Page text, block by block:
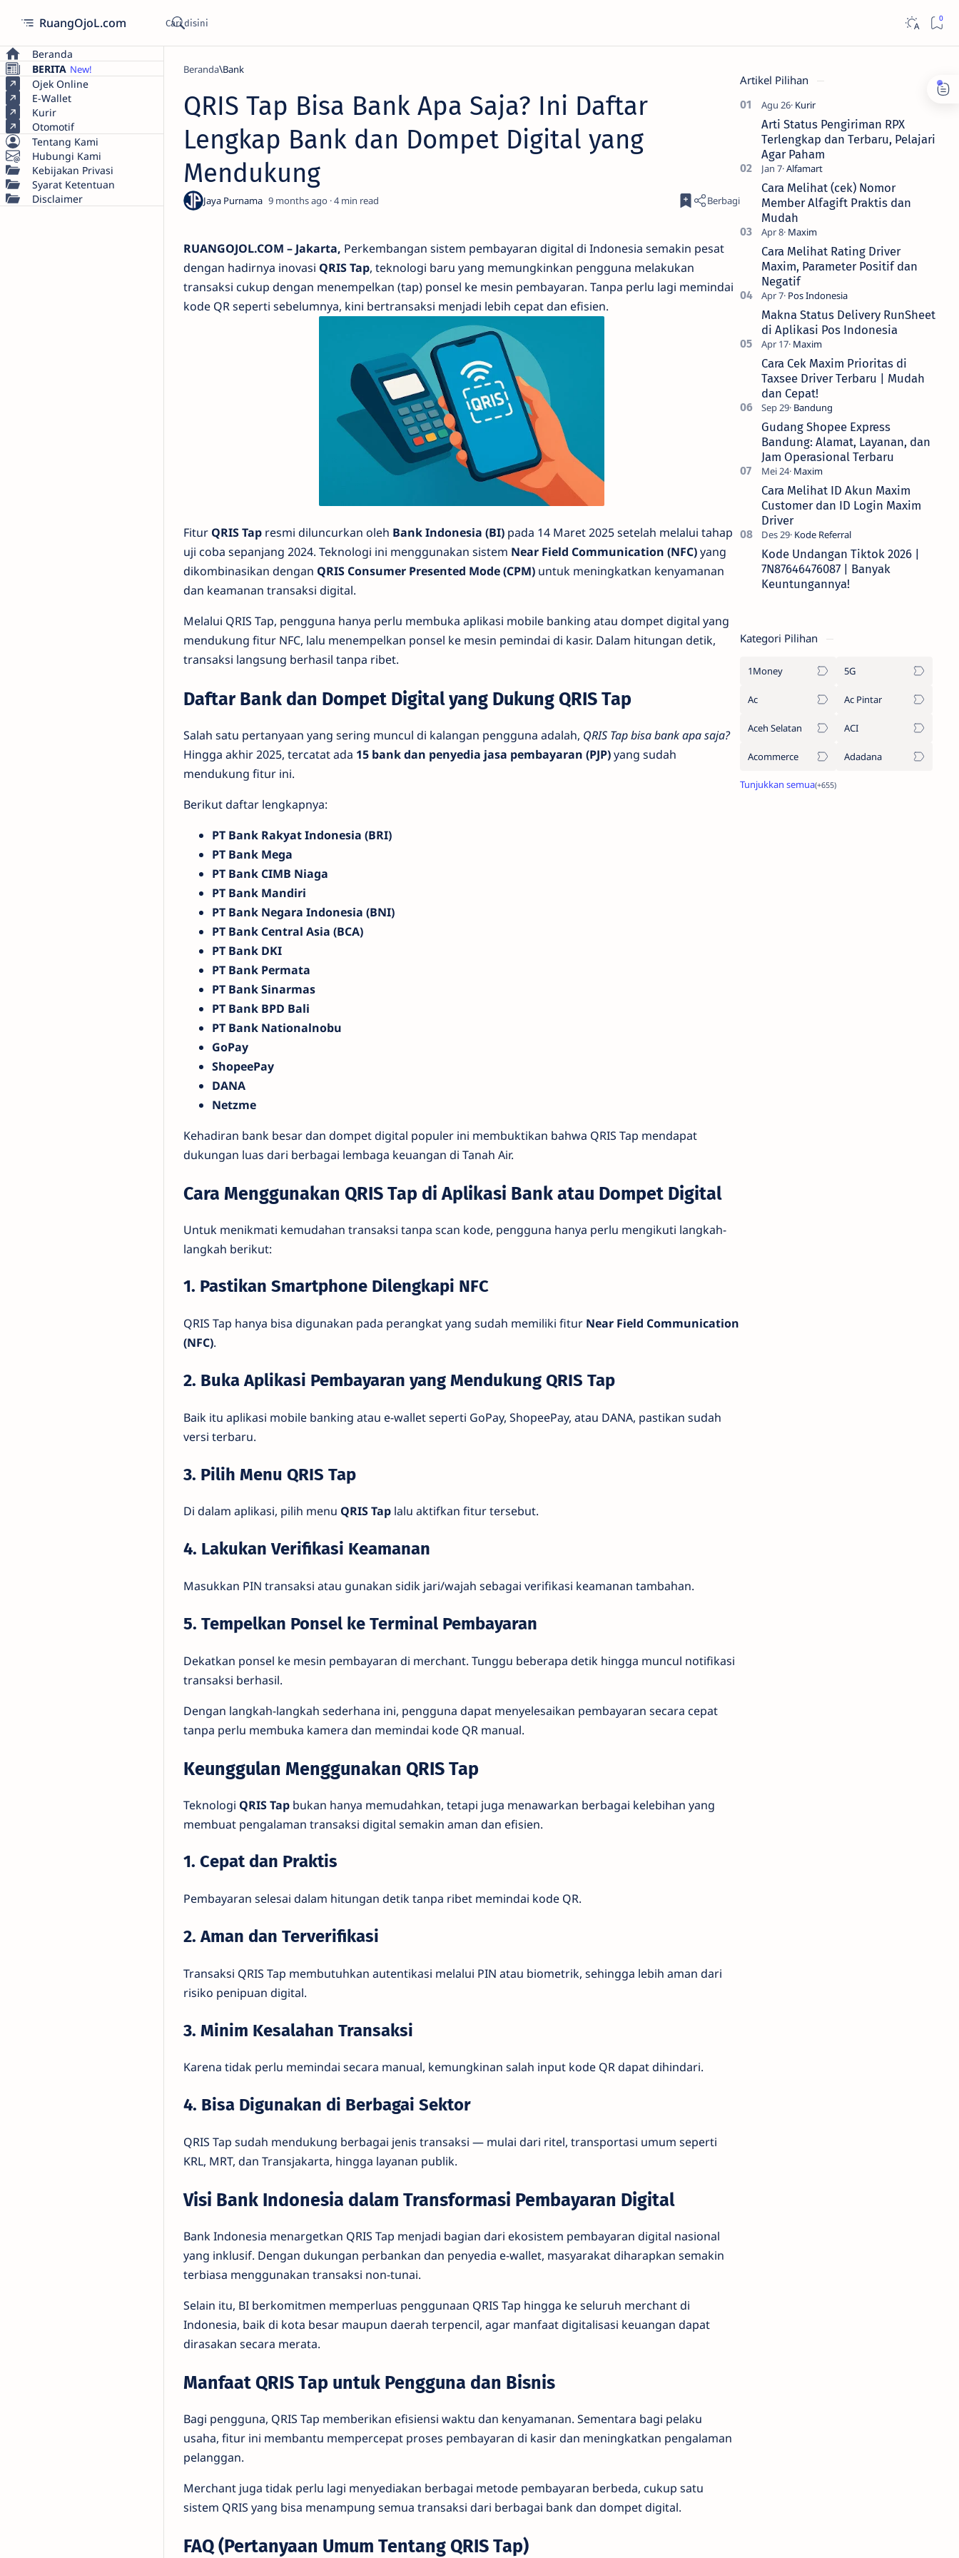
RuangOjoL.com
Beranda
BERITA
Ojek Online
E-Wallet
Kurir
Otomotif
Tentang Kami
Hubungi Kami
Kebijakan Privasi
Syarat Ketentuan
Disclaimer
Beranda Bank
QRIS Tap Bisa Bank Apa Saja? Ini Daftar
Lengkap Bank dan Dompet Digital yang
Mendukung
9 months ago 4
RUANGOJOL.COM – Jakarta, Perkembangan sistem pembayaran digital di Indonesia semakin pesat
dengan hadirnya inovasi QRIS Tap, teknologi baru yang memungkinkan pengguna melakukan
transaksi cukup dengan menempelkan (tap) ponsel ke mesin pembayaran. Tanpa perlu lagi memindai
kode QR seperti sebelumnya, kini bertransaksi menjadi lebih cepat dan efisien.
Fitur QRIS Tap resmi diluncurkan oleh Bank Indonesia (BI) pada 14 Maret 2025 setelah melalui tahap
uji coba sepanjang 2024. Teknologi ini menggunakan sistem Near Field Communication (NFC)yang
dikombinasikan dengan QRIS Consumer Presented Mode (CPM) untuk meningkatkan kenyamanan
dan keamanan transaksi digital.
Melalui QRIS Tap, pengguna hanya perlu membuka aplikasi mobile banking atau dompet digital yang
mendukung fitur NFC, lalu menempelkan ponsel ke mesin pemindai di kasir. Dalam hitungan detik,
transaksi langsung berhasil tanpa ribet.
Daftar Bank dan Dompet Digital yang Dukung QRIS Tap
Salah satu pertanyaan yang sering muncul di kalangan pengguna adalah, QRIS Tap bisa bank apa saja?
Hingga akhir 2025, tercatat ada 15 bank dan penyedia jasa pembayaran (PJP)yang sudah
mendukung fitur ini.
Berikut daftar lengkapnya:
PT Bank Rakyat Indonesia (BRI)
PT Bank Mega
PT Bank CIMB Niaga
PT Bank Mandiri
PT Bank Negara Indonesia (BNI)
PT Bank Central Asia (BCA)
PT Bank DKI
PT Bank Permata
PT Bank Sinarmas
PT Bank BPD Bali
PT Bank Nationalnobu
GoPay
ShopeePay
DANA
Netzme
Kehadiran bank besar dan dompet digital populer ini membuktikan bahwa QRIS Tap mendapat
dukungan luas dari berbagai lembaga keuangan di Tanah Air.
Cara Menggunakan QRIS Tap di Aplikasi Bank atau Dompet Digital
Untuk menikmati kemudahan transaksi tanpa scan kode, pengguna hanya perlu mengikuti langkah-
langkah berikut:
1. Pastikan Smartphone Dilengkapi NFC
QRIS Tap hanya bisa digunakan pada perangkat yang sudah memiliki fitur Near Field Communication
(NFC).
2. Buka Aplikasi Pembayaran yang Mendukung QRIS Tap
Baik itu aplikasi mobile banking atau e-wallet seperti GoPay, ShopeePay, atau DANA, pastikan sudah
versi terbaru.
3. Pilih Menu QRIS Tap
Di dalam aplikasi, pilih menu QRIS Tap lalu aktifkan fitur tersebut.
4. Lakukan Verifikasi Keamanan
Masukkan PIN transaksi atau gunakan sidik jari/wajah sebagai verifikasi keamanan tambahan.
5. Tempelkan Ponsel ke Terminal Pembayaran
Dekatkan ponsel ke mesin pembayaran di merchant. Tunggu beberapa detik hingga muncul notifikasi
transaksi berhasil.
Dengan langkah-langkah sederhana ini, pengguna dapat menyelesaikan pembayaran secara cepat
tanpa perlu membuka kamera dan memindai kode QR manual.
Keunggulan Menggunakan QRIS Tap
Teknologi QRIS Tap bukan hanya memudahkan, tetapi juga menawarkan berbagai kelebihan yang
membuat pengalaman transaksi digital semakin aman dan efisien.
1. Cepat dan Praktis
Pembayaran selesai dalam hitungan detik tanpa ribet memindai kode QR.
2. Aman dan Terverifikasi
Transaksi QRIS Tap membutuhkan autentikasi melalui PIN atau biometrik, sehingga lebih aman dari
risiko penipuan digital.
3. Minim Kesalahan Transaksi
Karena tidak perlu memindai secara manual, kemungkinan salah input kode QR dapat dihindari.
4. Bisa Digunakan di Berbagai Sektor
QRIS Tap sudah mendukung berbagai jenis transaksi — mulai dari ritel, transportasi umum seperti
KRL, MRT, dan Transjakarta, hingga layanan publik.
Visi Bank Indonesia dalam Transformasi Pembayaran Digital
Bank Indonesia menargetkan QRIS Tap menjadi bagian dari ekosistem pembayaran digital nasional
yang inklusif. Dengan dukungan perbankan dan penyedia e-wallet, masyarakat diharapkan semakin
terbiasa menggunakan transaksi non-tunai.
Selain itu, BI berkomitmen memperluas penggunaan QRIS Tap hingga ke seluruh merchant di
Indonesia, baik di kota besar maupun daerah terpencil, agar manfaat digitalisasi keuangan dapat
dirasakan secara merata.
Manfaat QRIS Tap untuk Pengguna dan Bisnis
Bagi pengguna, QRIS Tap memberikan efisiensi waktu dan kenyamanan. Sementara bagi pelaku
usaha, fitur ini membantu mempercepat proses pembayaran di kasir dan meningkatkan pengalaman
pelanggan.
Merchant juga tidak perlu lagi menyediakan berbagai metode pembayaran berbeda, cukup satu
sistem QRIS yang bisa menampung semua transaksi dari berbagai bank dan dompet digital.
FAQ (Pertanyaan Umum Tentang QRIS Tap)
Artikel Pilihan
Arti Status Pengiriman RPX
Terlengkap dan Terbaru, Pelajari
Agar Paham
Cara Melihat (cek) Nomor
Member Alfagift Praktis dan
Mudah
Cara Melihat Rating Driver
Maxim, Parameter Positif dan
Negatif
Makna Status Delivery RunSheet
di Aplikasi Pos Indonesia
Cara Cek Maxim Prioritas di
Taxsee Driver Terbaru | Mudah
dan Cepat!
Gudang Shopee Express
Bandung: Alamat, Layanan, dan
Jam Operasional Terbaru
Cara Melihat ID Akun Maxim
Customer dan ID Login Maxim
Driver
Kode Undangan Tiktok 2026 |
7N87646476087 | Banyak
Keuntungannya!
Kategori Pilihan
1Money 5G
Ac Ac Pintar
Aceh Selatan ACI
Acommerce Adadana